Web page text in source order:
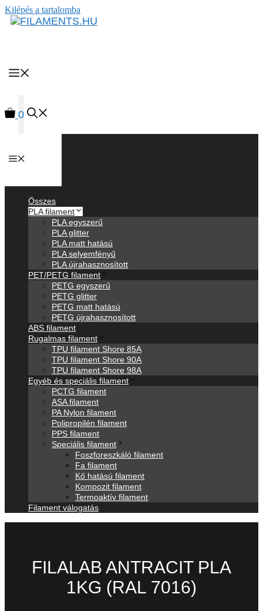
Kilépés a tartalomba
0
Összes
PLA filament
PLA egyszerű
PLA glitter
PLA matt hatású
PLA selyemfényű
PLA újrahasznosított
PET/PETG filament
PETG egyszerű
PETG glitter
PETG matt hatású
PETG újrahasznosított
ABS filament
Rugalmas filament
TPU filament Shore 85A
TPU filament Shore 90A
TPU filament Shore 98A
Egyéb és speciális filament
PCTG filament
ASA filament
PA Nylon filament
Polipropilén filament
PPS filament
Speciális filament
Foszforeszkáló filament
Fa filament
Kő hatású filament
Kompozit filament
Termoaktív filament
Filament válogatás
FILALAB ANTRACIT PLA
1KG (RAL 7016)